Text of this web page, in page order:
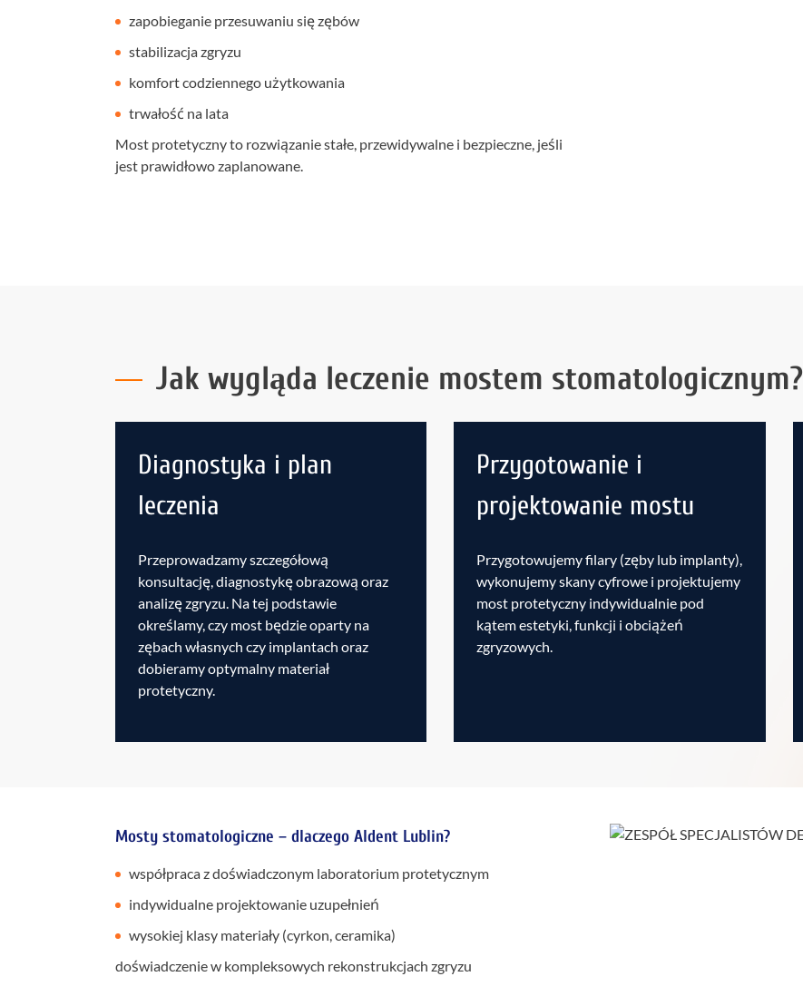
zapobieganie przesuwaniu się zębów
stabilizacja zgryzu
komfort codziennego użytkowania
trwałość na lata
Most protetyczny to rozwiązanie stałe, przewidywalne i bezpieczne, jeśli
jest prawidłowo zaplanowane.
Jak wygląda leczenie mostem stomatologicznym?
Diagnostyka i plan
leczenia
Przeprowadzamy szczegółową
konsultację, diagnostykę obrazową oraz
analizę zgryzu. Na tej podstawie
określamy, czy most będzie oparty na
zębach własnych czy implantach oraz
dobieramy optymalny materiał
protetyczny.
Przygotowanie i
projektowanie mostu
Przygotowujemy filary (zęby lub implanty),
wykonujemy skany cyfrowe i projektujemy
most protetyczny indywidualnie pod
kątem estetyki, funkcji i obciążeń
zgryzowych.
Mosty stomatologiczne – dlaczego Aldent Lublin?
współpraca z doświadczonym laboratorium protetycznym
indywidualne projektowanie uzupełnień
wysokiej klasy materiały (cyrkon, ceramika)
doświadczenie w kompleksowych rekonstrukcjach zgryzu